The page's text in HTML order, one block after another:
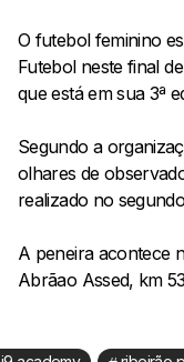
O futebol feminino
Futebol neste final
que está em sua 3ª
Segundo a
olhares de
realizado no
A peneira acontece
Abrãao Assed, km